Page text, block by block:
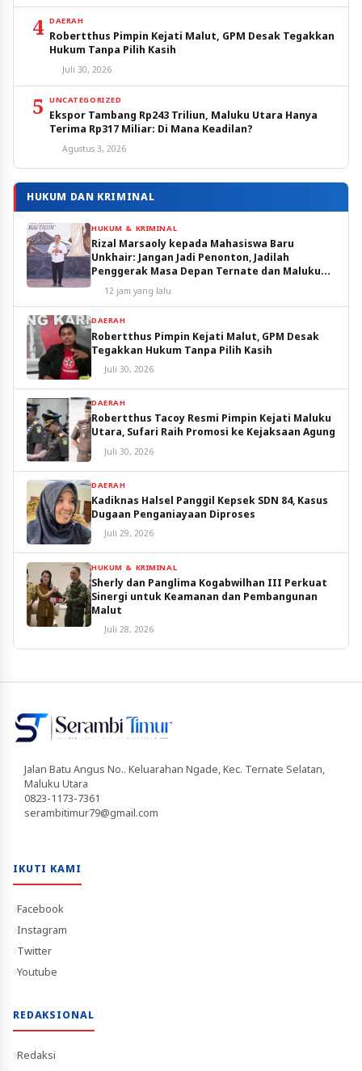
4 DAERAH
Robertthus Pimpin Kejati Malut, GPM Desak Tegakkan
Hukum Tanpa Pilih Kasih
Juli 30, 2026
5 UNCATEGORIZED
Ekspor Tambang Rp243 Triliun, Maluku Utara Hanya
Terima Rp317 Miliar: Di Mana Keadilan?
Agustus 3, 2026
HUKUM DAN KRIMINAL
HUKUM & KRIMINAL
Rizal Marsaoly kepada Mahasiswa Baru
Unkhair: Jangan Jadi Penonton, Jadilah
Penggerak Masa Depan Ternate dan Maluku
Utara
12 jam yang lalu
DAERAH
Robertthus Pimpin Kejati Malut, GPM Desak
Tegakkan Hukum Tanpa Pilih Kasih
Juli 30, 2026
DAERAH
Robertthus Tacoy Resmi Pimpin Kejati Maluku
Utara, Sufari Raih Promosi ke Kejaksaan Agung
Juli 30, 2026
DAERAH
Kadiknas Halsel Panggil Kepsek SDN 84, Kasus
Dugaan Penganiayaan Diproses
Juli 29, 2026
HUKUM & KRIMINAL
Sherly dan Panglima Kogabwilhan III Perkuat
Sinergi untuk Keamanan dan Pembangunan
Malut
Juli 28, 2026
Jalan Batu Angus No.. Keluarahan Ngade, Kec. Ternate Selatan,
Maluku Utara
0823-1173-7361
serambitimur79@gmail.com
IKUTI KAMI
Facebook
Instagram
Twitter
Youtube
REDAKSIONAL
Redaksi